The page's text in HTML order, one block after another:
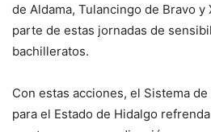
de Aldama, Tulancingo de Bravo
parte de estas jornadas de
bachilleratos.
Con estas acciones, el Sistema
para el Estado de Hidalgo